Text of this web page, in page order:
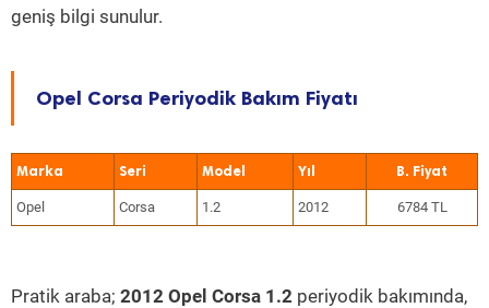
geniş bilgi sunulur.
Opel Corsa Periyodik Bakım Fiyatı
Marka Seri Model Yıl
Opel Corsa 1.2 2012 6784 TL
Pratik araba; 2012 Opel Corsa 1.2 periyodik bakımında,